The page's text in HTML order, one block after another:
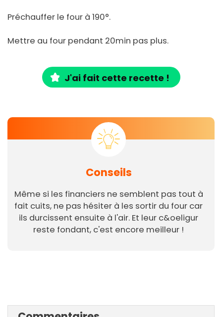
Préchauffer le four à 190°.
Mettre au four pendant 20min pas plus.
J'ai fait cette recette !
Conseils
Même si les financiers ne semblent pas tout à
fait cuits, ne pas hésiter à les sortir du four car
ils durcissent ensuite à l'air. Et leur c&oeligur
reste fondant, c'est encore meilleur !